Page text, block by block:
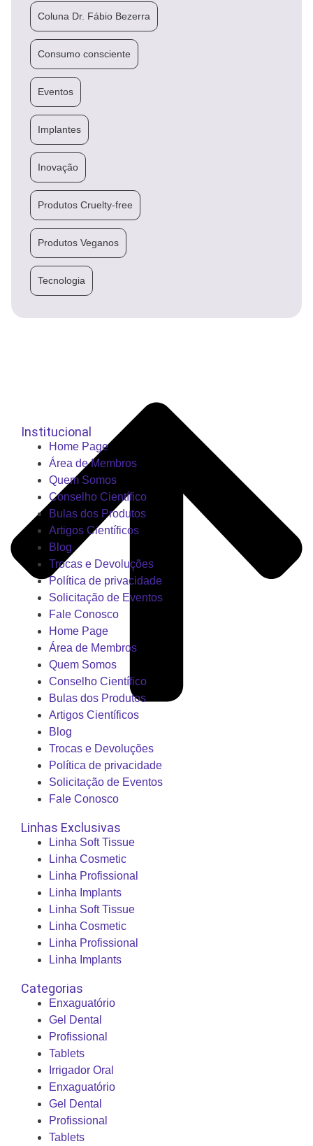
Coluna Dr. Fábio Bezerra
Consumo consciente
Eventos
Implantes
Inovação
Produtos Cruelty-free
Produtos Veganos
Tecnologia
Institucional
Home Page
Área de Membros
Quem Somos
Conselho Científico
Bulas dos Produtos
Artigos Científicos
Blog
Trocas e Devoluções
Política de privacidade
Solicitação de Eventos
Fale Conosco
Home Page
Área de Membros
Quem Somos
Conselho Científico
Bulas dos Produtos
Artigos Científicos
Blog
Trocas e Devoluções
Política de privacidade
Solicitação de Eventos
Fale Conosco
Linhas Exclusivas
Linha Soft Tissue
Linha Cosmetic
Linha Profissional
Linha Implants
Linha Soft Tissue
Linha Cosmetic
Linha Profissional
Linha Implants
Categorias
Enxaguatório
Gel Dental
Profissional
Tablets
Irrigador Oral
Enxaguatório
Gel Dental
Profissional
Tablets